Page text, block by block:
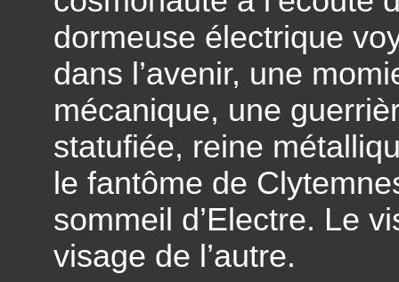
dormeuse électrique
dans l’avenir, une
mécanique, une
statufiée, reine
le fantôme de
sommeil d’Electre. Le
visage de l’autre.